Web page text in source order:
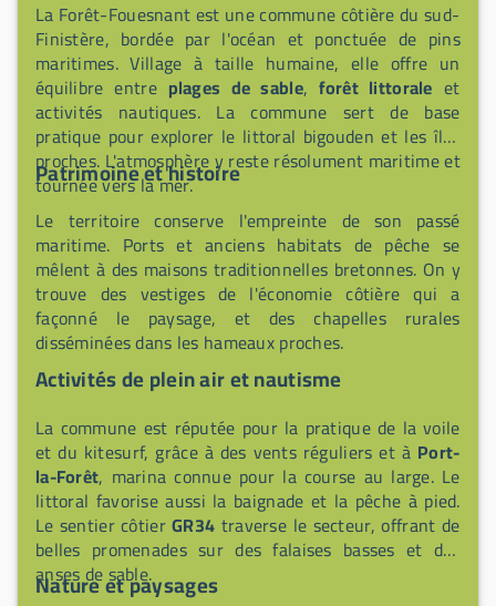
La Forêt-Fouesnant est une commune côtière du sud-
Finistère, bordée par l'océan et ponctuée de pins
maritimes. Village à taille humaine, elle offre un
équilibre entre plages de sable,forêt littorale et
activités nautiques. La commune sert de base
pratique pour explorer le littoral bigouden et les îles
proches. L'atmosphère y reste résolument maritime et
tournée vers la mer.
Patrimoine et histoire
Le territoire conserve l'empreinte de son passé
maritime. Ports et anciens habitats de pêche se
mêlent à des maisons traditionnelles bretonnes. On y
trouve des vestiges de l'économie côtière qui a
façonné le paysage, et des chapelles rurales
disséminées dans les hameaux proches.
Activités de plein air et nautisme
La commune est réputée pour la pratique de la voile
et du kitesurf, grâce à des vents réguliers et à Port-
la-Forêt, marina connue pour la course au large. Le
littoral favorise aussi la baignade et la pêche à pied.
Le sentier côtierGR34 traverse le secteur, offrant de
belles promenades sur des falaises basses et des
anses de sable.
Nature et paysages